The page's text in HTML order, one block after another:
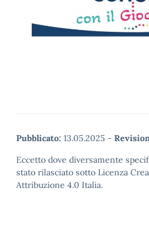
Pubblicato: 13.05.2025 -
Eccetto dove diversamente
stato rilasciato sotto Licenza
Attribuzione 4.0 Italia.